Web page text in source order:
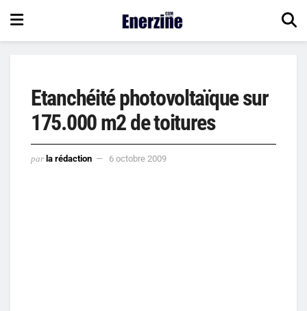
Etanchéité photovoltaïque sur
175.000 m2 de toitures
par la rédaction 6 octobre 2009